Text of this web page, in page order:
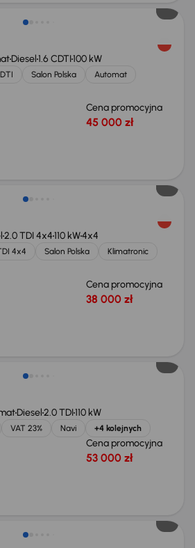
Diesel1.6 CDTI100 kW
Salon Polska
Automat
Cena promocyjna
45 000 zł
2.0 TDI 4x4110 kW4x4
4x4 Salon Polska
Klimatronic
Cena promocyjna
38 000 zł
Diesel2.0 TDI110 kW
VAT 23% Navi +4 kolejnych
Cena promocyjna
53 000 zł